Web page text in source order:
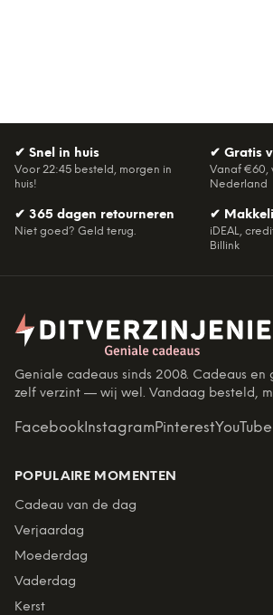
✔ Snel in huis
Voor 22:45 besteld, morgen in
huis!
✔ Gratis
Vanaf €60,
Nederland
✔ 365 dagen retourneren
Niet goed? Geld terug.
✔
iDEAL,
Billink
Geniale cadeaus sinds 2008. Cadeaus
zelf verzint — wij wel. Vandaag besteld,
Facebook InstagramPinterestYouTube
POPULAIRE MOMENTEN
Cadeau van de dag
Verjaardag
Moederdag
Vaderdag
Kerst